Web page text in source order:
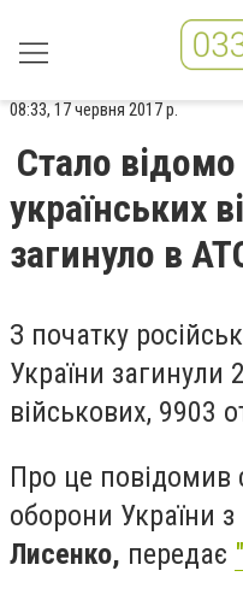
08:33, 17 червня 2017 р.
Стало відомо
українських
загинуло в
З початку
України загинули
військових, 9903
Про це повідомив
оборони України
Лисенко, передає